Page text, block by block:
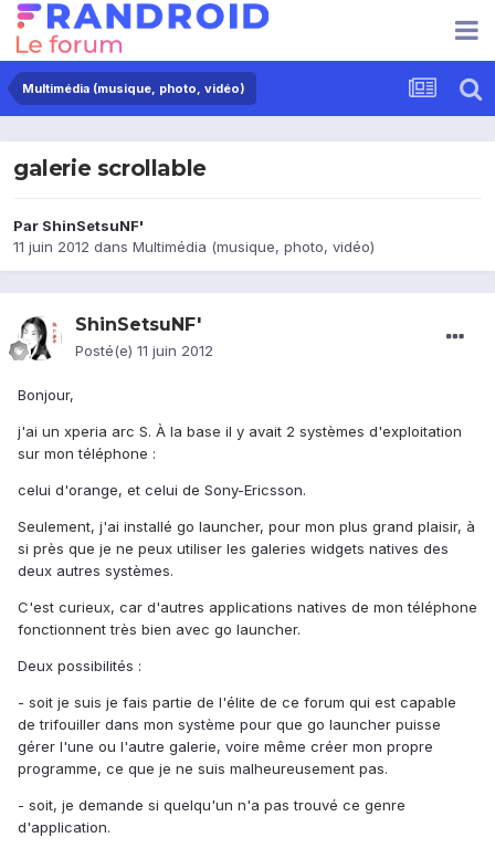
Multimédia (musique, photo, vidéo)
galerie scrollable
Par ShinSetsuNF'
11 juin 2012 dans Multimédia (musique, photo, vidéo)
ShinSetsuNF'
Posté(e) 11 juin 2012
Bonjour,
j'ai un xperia arc S. À la base il y avait 2 systèmes d'exploitation
sur mon téléphone :
celui d'orange, et celui de Sony-Ericsson.
Seulement, j'ai installé go launcher, pour mon plus grand plaisir, à
si près que je ne peux utiliser les galeries widgets natives des
deux autres systèmes.
C'est curieux, car d'autres applications natives de mon téléphone
fonctionnent très bien avec go launcher.
Deux possibilités :
- soit je suis je fais partie de l'élite de ce forum qui est capable
de trifouiller dans mon système pour que go launcher puisse
gérer l'une ou l'autre galerie, voire même créer mon propre
programme, ce que je ne suis malheureusement pas.
- soit, je demande si quelqu'un n'a pas trouvé ce genre
d'application.